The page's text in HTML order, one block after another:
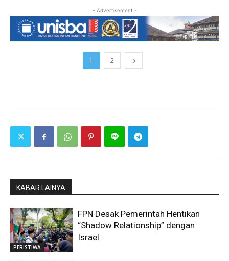
- Advertisement -
1 2
KABAR LAINYA
PERISTIWA
FPN Desak Pemerintah Hentikan
“Shadow Relationship” dengan
Israel